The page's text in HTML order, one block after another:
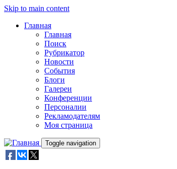
Skip to main content
Главная
Главная
Поиск
Рубрикатор
Новости
События
Блоги
Галереи
Конференции
Персоналии
Рекламодателям
Моя страница
Toggle navigation